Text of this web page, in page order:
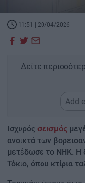
11:51 | 20/04/2026
Δείτε
Add
Ισχυρός σεισμός
ανοικτά των
μετέδωσε το NHK. Η
Τόκιο, όπου κτίρια